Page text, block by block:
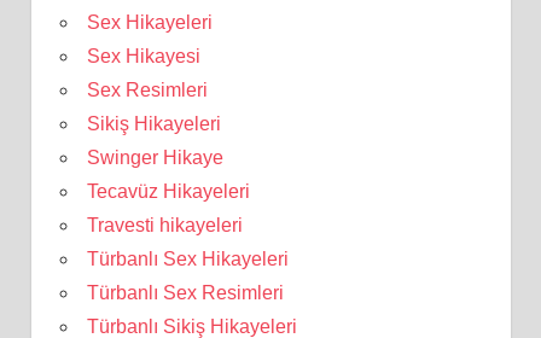
Sex Hikayeleri
Sex Hikayesi
Sex Resimleri
Sikiş Hikayeleri
Swinger Hikaye
Tecavüz Hikayeleri
Travesti hikayeleri
Türbanlı Sex Hikayeleri
Türbanlı Sex Resimleri
Türbanlı Sikiş Hikayeleri